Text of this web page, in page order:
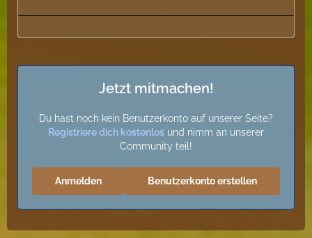
Jetzt mitmachen!
Du hast noch kein Benutzerkonto auf unserer Seite?
Registriere dich kostenlos und nimm an unserer
Community teil!
Benutzerkonto erstellen
Anmelden